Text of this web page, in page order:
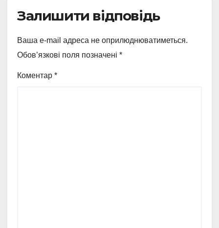
Залишити відповідь
Ваша e-mail адреса не оприлюднюватиметься.
Обов’язкові поля позначені *
Коментар *